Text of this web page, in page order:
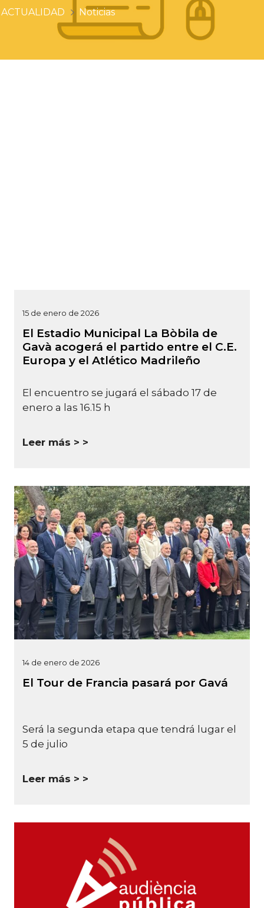
ACTUALIDAD Noticias
15 de enero de 2026
El Estadio Municipal La Bòbila de
Gavà acogerá el partido entre el C.E.
Europa y el Atlético Madrileño
El encuentro se jugará el sábado 17 de
enero a las 16.15 h
Leer más >
14 de enero de 2026
El Tour de Francia pasará por Gavá
Será la segunda etapa que tendrá lugar el
5 de julio
Leer más >